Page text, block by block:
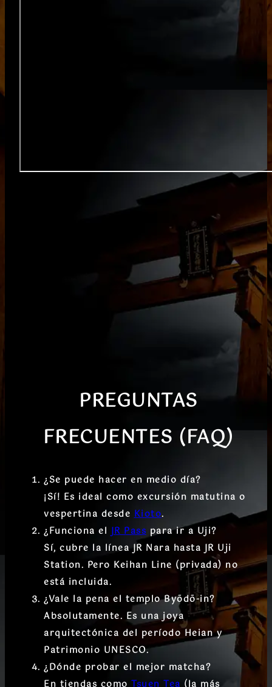
PREGUNTAS
FRECUENTES (FAQ)
¿Se puede hacer en medio día?
¡Sí! Es ideal como excursión matutina o
vespertina desdeKioto.
¿Funciona elJR Pass para ir a Uji?
Sí, cubre la línea JR Nara hasta JR Uji
Station. Pero Keihan Line (privada) no
está incluida.
¿Vale la pena el templo Byōdō-in?
Absolutamente. Es una joya
arquitectónica del período Heian y
Patrimonio UNESCO.
¿Dónde probar el mejor matcha?